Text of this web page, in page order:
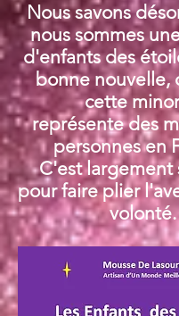
Nous savons
nous sommes
d'enfants des
bonne nouvelle,
cette
représente des
personnes en
C'est largement
pour faire plier
volonté.